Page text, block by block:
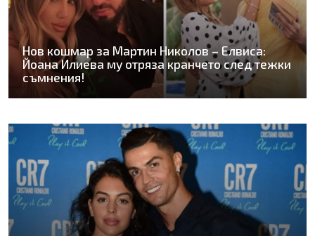
Нов кошмар за Мартин Николов – Елвиса:
Йоана Илиева му отряза кранчето след тежки
съмнения!